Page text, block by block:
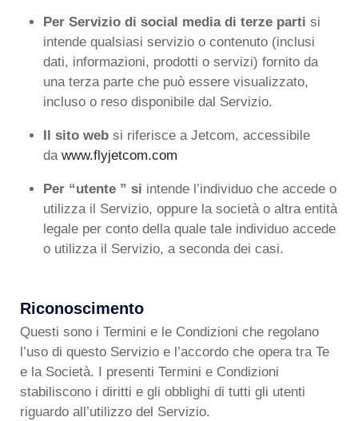
Per Servizio di social media di terze parti si
intende qualsiasi servizio o contenuto (inclusi
dati, informazioni, prodotti o servizi) fornito da
una terza parte che può essere visualizzato,
incluso o reso disponibile dal Servizio.
Il sito websi riferisce a Jetcom, accessibile
da www.flyjetcom.com
Per “utente ” si intende l’individuo che accede o
utilizza il Servizio, oppure la società o altra entità
legale per conto della quale tale individuo accede
o utilizza il Servizio, a seconda dei casi.
Riconoscimento
Questi sono i Termini e le Condizioni che regolano
l’uso di questo Servizio e l’accordo che opera tra Te
e la Società. I presenti Termini e Condizioni
stabiliscono i diritti e gli obblighi di tutti gli utenti
riguardo all’utilizzo del Servizio.